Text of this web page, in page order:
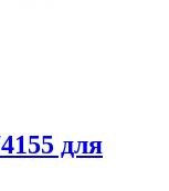
для